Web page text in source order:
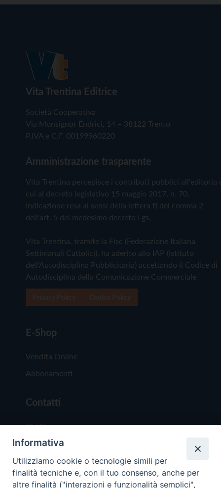
Vita Trentina Editrice
Società Cooperativa
Via Monsignor Endrici, 14 – 38122 Trento
P.IVA e C.F. 00199960220
Amministrazione trasparente
Vita Trentina percepisce i contributi pubblici all'editoria
cui al decreto legislativo 15 maggio 2017, n. 70.
Indicazione resa ai sensi della lettera f) del comma 2
dell'art. 5 del medesimo decreto Lgs.
Vita Trentina, tramite la Fisc (Federazione Italiana
Settimanali Cattolici), ha aderito allo IAP (Istituto
dell'Autodisciplina Pubblicitaria) accettando il Codice di
Autodisciplina della Comunicazione Commerciale
E-Shop
Vendita Online
Abbonamenti
Contatti
Chi Siamo
Redazione
Scrivici
Informativa
Utilizziamo cookie o tecnologie simili per
finalità tecniche e, con il tuo consenso, anche per
altre finalità ("interazioni e funzionalità semplici",